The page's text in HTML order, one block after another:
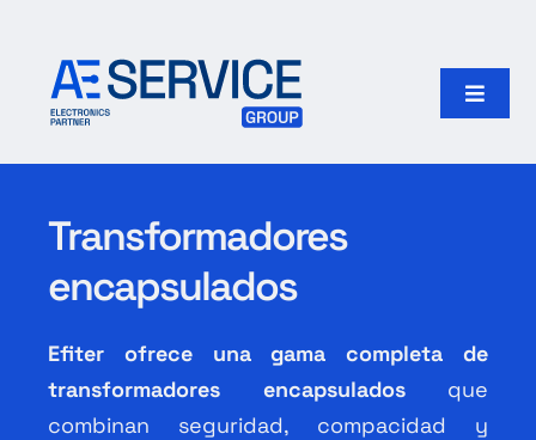
content
Toggle
Inicio
Productos
Nuestro grupo
Search
for:
Transformadores
encapsulados
Efiter ofrece una gama completa de
transformadores encapsuladosque
combinan seguridad, compacidad y